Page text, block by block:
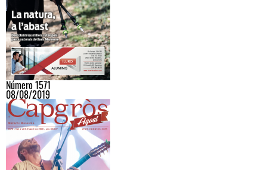
Número 1571
08/08/2019